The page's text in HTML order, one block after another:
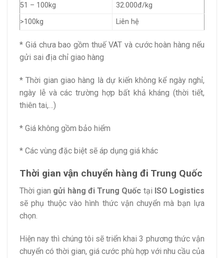
51 – 100kg
32.000đ/kg
>100kg
Liên hệ
* Giá chưa bao gồm thuế VAT và cước hoàn hàng nếu
gửi sai địa chỉ giao hàng
* Thời gian giao hàng là dự kiến không kể ngày nghỉ,
ngày lễ và các trường hợp bất khả kháng (thời tiết,
thiên tai,…)
* Giá không gồm bảo hiểm
* Các vùng đặc biệt sẽ áp dụng giá khác
Thời gian vận chuyển hàng đi Trung Quốc
Thời gian gửi hàng đi Trung Quốc tại ISO Logistics
sẽ phụ thuộc vào hình thức vận chuyển mà bạn lựa
chọn.
Hiện nay thì chúng tôi sẽ triển khai 3 phương thức vận
chuyển có thời gian, giá cước phù hợp với nhu cầu của